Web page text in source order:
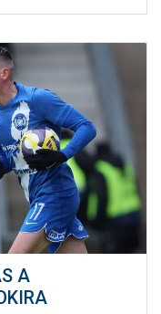
A